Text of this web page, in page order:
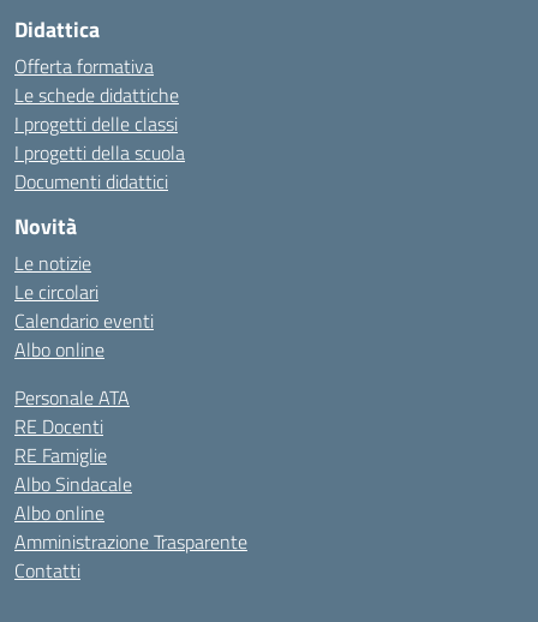
Didattica
Offerta formativa
Le schede didattiche
I progetti delle classi
I progetti della scuola
Documenti didattici
Novità
Le notizie
Le circolari
Calendario eventi
Albo online
Personale ATA
RE Docenti
RE Famiglie
Albo Sindacale
Albo online
Amministrazione Trasparente
Contatti